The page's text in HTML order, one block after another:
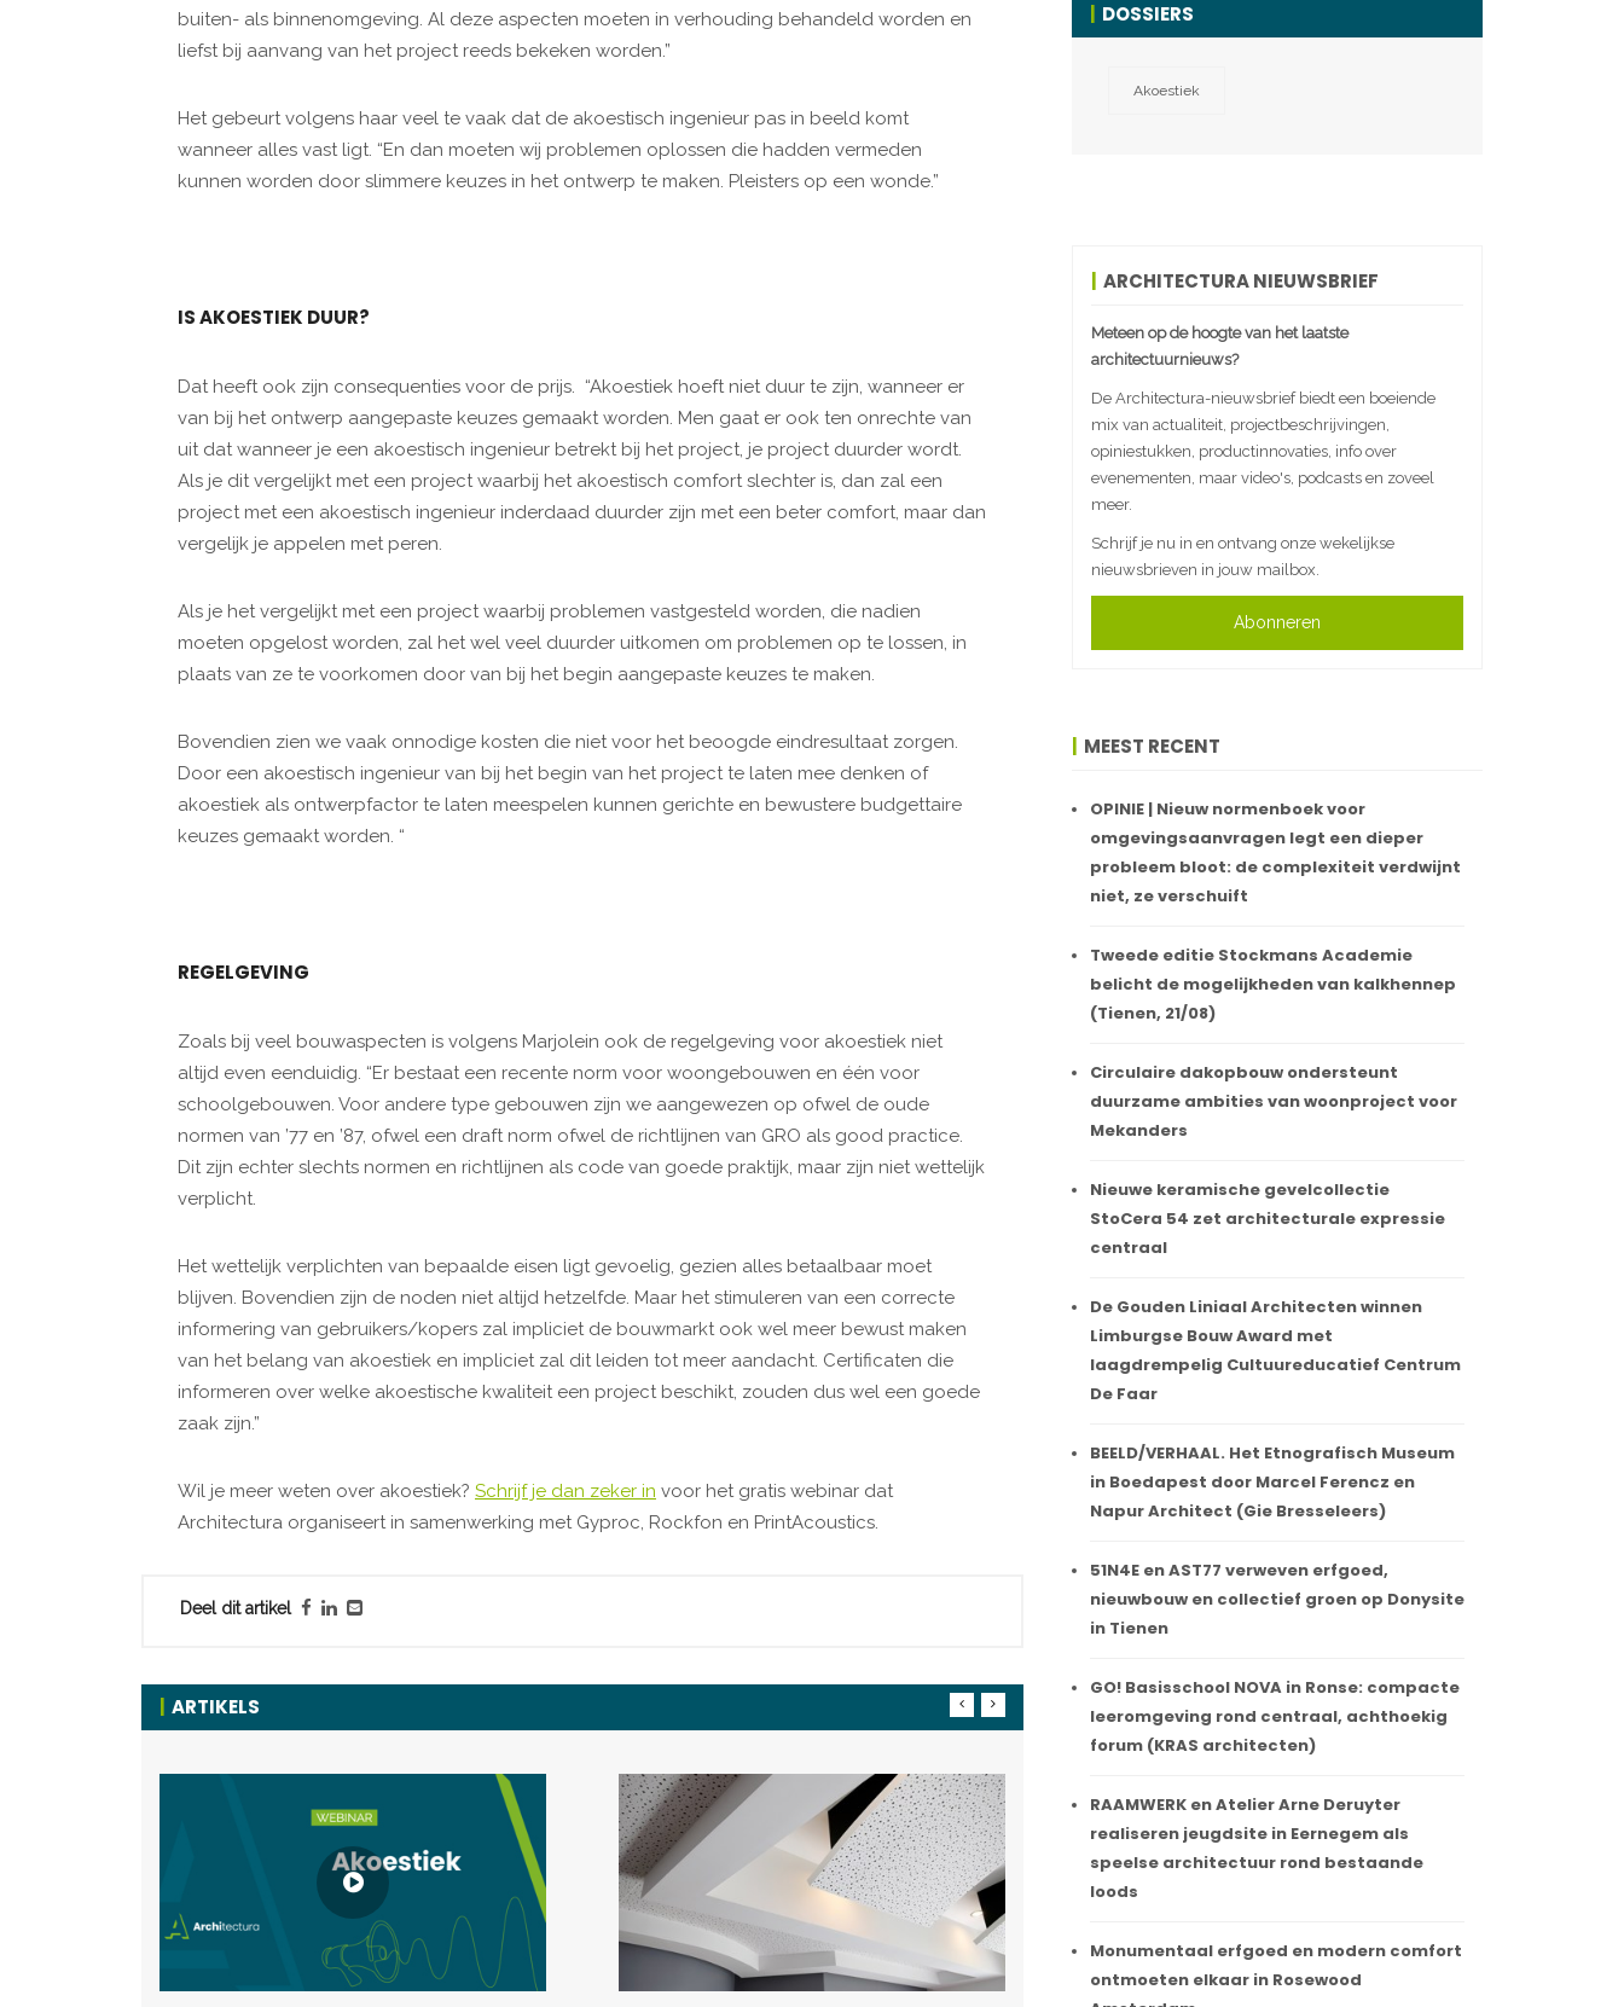
buiten- als binnenomgeving. Al deze aspecten moeten in verhouding behandeld worden en
liefst bij aanvang van het project reeds bekeken worden.”
Het gebeurt volgens haar veel te vaak dat de akoestisch ingenieur pas in beeld komt
wanneer alles vast ligt. “En dan moeten wij problemen oplossen die hadden vermeden
kunnen worden door slimmere keuzes in het ontwerp te maken. Pleisters op een wonde.”
IS AKOESTIEK DUUR?
Dat heeft ook zijn consequenties voor de prijs. “Akoestiek hoeft niet duur te zijn, wanneer er
van bij het ontwerp aangepaste keuzes gemaakt worden. Men gaat er ook ten onrechte van
uit dat wanneer je een akoestisch ingenieur betrekt bij het project, je project duurder wordt.
Als je dit vergelijkt met een project waarbij het akoestisch comfort slechter is, dan zal een
project met een akoestisch ingenieur inderdaad duurder zijn met een beter comfort, maar dan
vergelijk je appelen met peren.
Als je het vergelijkt met een project waarbij problemen vastgesteld worden, die nadien
moeten opgelost worden, zal het wel veel duurder uitkomen om problemen op te lossen, in
plaats van ze te voorkomen door van bij het begin aangepaste keuzes te maken.
Bovendien zien we vaak onnodige kosten die niet voor het beoogde eindresultaat zorgen.
Door een akoestisch ingenieur van bij het begin van het project te laten mee denken of
akoestiek als ontwerpfactor te laten meespelen kunnen gerichte en bewustere budgettaire
keuzes gemaakt worden. “
REGELGEVING
Zoals bij veel bouwaspecten is volgens Marjolein ook de regelgeving voor akoestiek niet
altijd even eenduidig. “Er bestaat een recente norm voor woongebouwen en één voor
schoolgebouwen. Voor andere type gebouwen zijn we aangewezen op ofwel de oude
normen van ’77 en ’87, ofwel een draft norm ofwel de richtlijnen van GRO als good practice.
Dit zijn echter slechts normen en richtlijnen als code van goede praktijk, maar zijn niet wettelijk
verplicht.
Het wettelijk verplichten van bepaalde eisen ligt gevoelig, gezien alles betaalbaar moet
blijven. Bovendien zijn de noden niet altijd hetzelfde. Maar het stimuleren van een correcte
informering van gebruikers/kopers zal impliciet de bouwmarkt ook wel meer bewust maken
van het belang van akoestiek en impliciet zal dit leiden tot meer aandacht. Certificaten die
informeren over welke akoestische kwaliteit een project beschikt, zouden dus wel een goede
zaak zijn.”
Wil je meer weten over akoestiek? Schrijf je dan zeker in voor het gratis webinar dat
Architectura organiseert in samenwerking met Gyproc, Rockfon en PrintAcoustics.
Deel dit artikel
ARTIKELS
Al meer dan 270 inschrijvingen voor het
Architectura-webinar over het belang
van goede akoestiek
DOSSIERS
Akoestiek
ARCHITECTURA NIEUWSBRIEF
Meteen op de hoogte van het laatste
architectuurnieuws?
De Architectura-nieuwsbrief biedt een boeiende
mix van actualiteit, projectbeschrijvingen,
opiniestukken, productinnovaties, info over
evenementen, maar video's, podcasts en zoveel
meer.
Schrijf je nu in en ontvang onze wekelijkse
nieuwsbrieven in jouw mailbox.
Abonneren
MEEST RECENT
OPINIE | Nieuw normenboek voor
omgevingsaanvragen legt een dieper
probleem bloot: de complexiteit verdwijnt
niet, ze verschuift
Tweede editie Stockmans Academie
belicht de mogelijkheden van kalkhennep
(Tienen, 21/08)
Circulaire dakopbouw ondersteunt
duurzame ambities van woonproject voor
Mekanders
Nieuwe keramische gevelcollectie
StoCera 54 zet architecturale expressie
centraal
De Gouden Liniaal Architecten winnen
Limburgse Bouw Award met
laagdrempelig Cultuureducatief Centrum
De Faar
BEELD/VERHAAL. Het Etnografisch Museum
in Boedapest door Marcel Ferencz en
Napur Architect (Gie Bresseleers)
51N4E en AST77 verweven erfgoed,
nieuwbouw en collectief groen op Donysite
in Tienen
GO! Basisschool NOVA in Ronse: compacte
leeromgeving rond centraal, achthoekig
forum (KRAS architecten)
RAAMWERK en Atelier Arne Deruyter
realiseren jeugdsite in Eernegem als
speelse architectuur rond bestaande
loods
Monumentaal erfgoed en modern comfort
ontmoeten elkaar in Rosewood